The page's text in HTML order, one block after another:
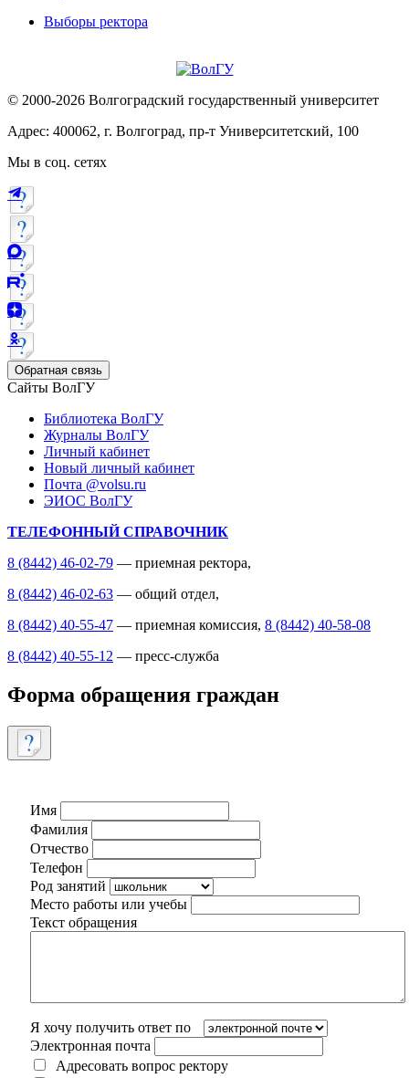
Выборы ректора
© 2000-2026 Волгоградский государственный университет
Адрес: 400062, г. Волгоград, пр-т Университетский, 100
Мы в соц. сетях
Обратная связь
Сайты ВолГУ
Библиотека ВолГУ
Журналы ВолГУ
Личный кабинет
Новый личный кабинет
Почта @volsu.ru
ЭИОС ВолГУ
ТЕЛЕФОННЫЙ СПРАВОЧНИК
8 (8442) 46-02-79 — приемная ректора,
8 (8442) 46-02-63 — общий отдел,
8 (8442) 40-55-47 — приемная комиссия, 8 (8442) 40-58-08
8 (8442) 40-55-12 — пресс-служба
Форма обращения граждан
Имя
Фамилия
Отчество
Телефон
Род занятий
Место работы или учебы
Текст обращения
Я хочу получить ответ по
Электронная почта
Адресовать вопрос ректору